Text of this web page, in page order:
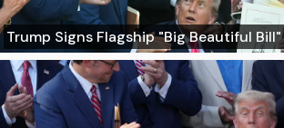
Trump Signs Flagship "Big Beautiful